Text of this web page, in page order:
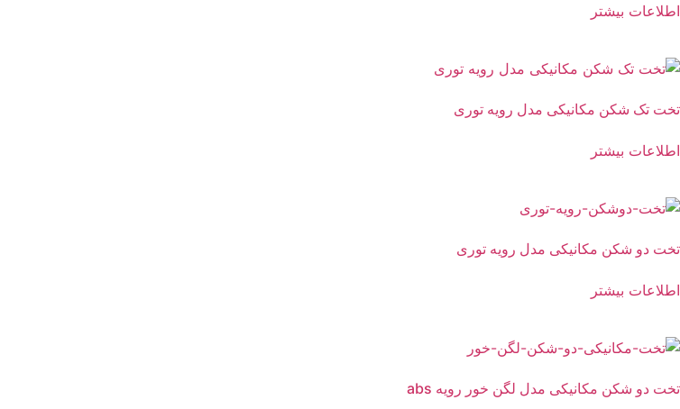
اطلاعات بیشتر
تخت تک شکن مکانیکی مدل رویه توری
اطلاعات بیشتر
تخت دو شکن مکانیکی مدل رویه توری
اطلاعات بیشتر
تخت دو شکن مکانیکی مدل لگن خور رویه abs